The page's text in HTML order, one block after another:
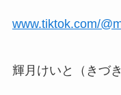
www.tiktok.com/
輝月けいと（きづ